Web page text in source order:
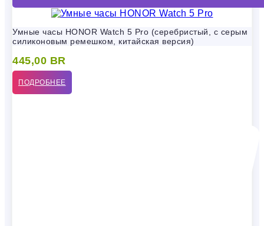
Умные часы HONOR Watch 5 Pro (серебристый, с серым
силиконовым ремешком, китайская версия)
445,00 BR
ПОДРОБНЕЕ